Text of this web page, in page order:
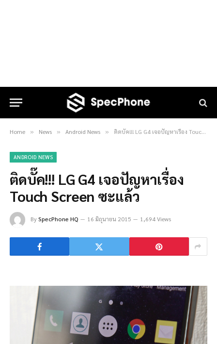
Home » News » Android News » ติดบั๊ค!!! LG G4 เจอปัญหาเรื่อง Touch Screen ซะแล้ว
ANDROID NEWS
ติดบั๊ค!!! LG G4 เจอปัญหาเรื่อง
Touch Screen ซะแล้ว
BySpecPhone HQ 16 มิถุนายน 2015 1,694 Views